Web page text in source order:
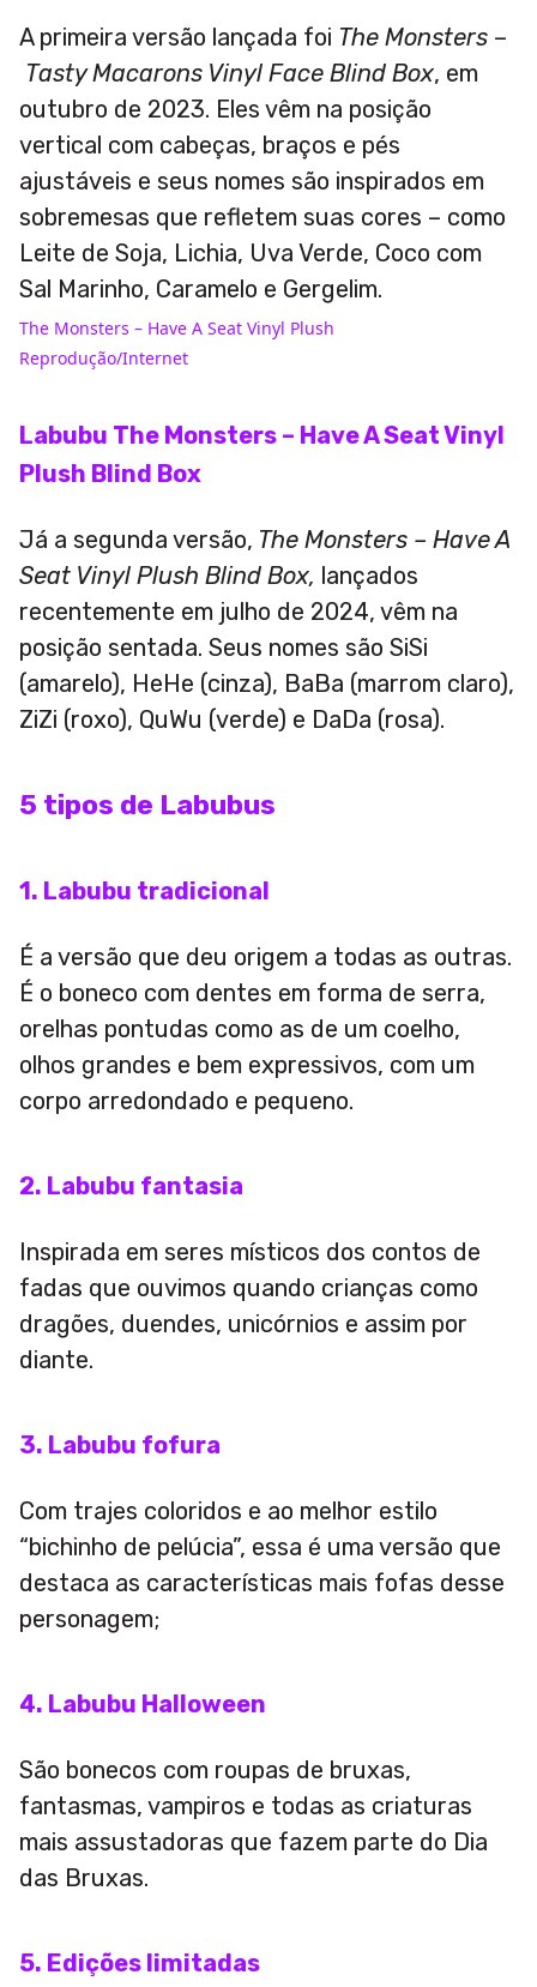
A primeira versão lançada foi The Monsters –
Tasty Macarons Vinyl Face Blind Box, em
outubro de 2023. Eles vêm na posição
vertical com cabeças, braços e pés
ajustáveis e seus nomes são inspirados em
sobremesas que refletem suas cores – como
Leite de Soja, Lichia, Uva Verde, Coco com
Sal Marinho, Caramelo e Gergelim.
The Monsters – Have A Seat Vinyl Plush
Reprodução/Internet
Labubu The Monsters – Have A Seat Vinyl
Plush Blind Box
Já a segunda versão, The Monsters – Have A
Seat Vinyl Plush Blind Box, lançados
recentemente em julho de 2024, vêm na
posição sentada. Seus nomes são SiSi
(amarelo), HeHe (cinza), BaBa (marrom claro),
ZiZi (roxo), QuWu (verde) e DaDa (rosa).
5 tipos de Labubus
1. Labubu tradicional
É a versão que deu origem a todas as outras.
É o boneco com dentes em forma de serra,
orelhas pontudas como as de um coelho,
olhos grandes e bem expressivos, com um
corpo arredondado e pequeno.
2. Labubu fantasia
Inspirada em seres místicos dos contos de
fadas que ouvimos quando crianças como
dragões, duendes, unicórnios e assim por
diante.
3. Labubu fofura
Com trajes coloridos e ao melhor estilo
“bichinho de pelúcia”, essa é uma versão que
destaca as características mais fofas desse
personagem;
4. Labubu Halloween
São bonecos com roupas de bruxas,
fantasmas, vampiros e todas as criaturas
mais assustadoras que fazem parte do Dia
das Bruxas.
5. Edições limitadas